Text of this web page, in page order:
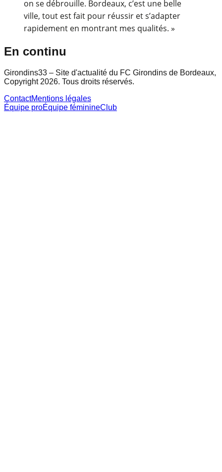
on se débrouille. Bordeaux, c’est une belle
ville, tout est fait pour réussir et s’adapter
rapidement en montrant mes qualités. »
En continu
Girondins33 – Site d'actualité du FC Girondins de Bordeaux,
Copyright 2026. Tous droits réservés.
ContactMentions légales
Équipe proÉquipe féminineClub